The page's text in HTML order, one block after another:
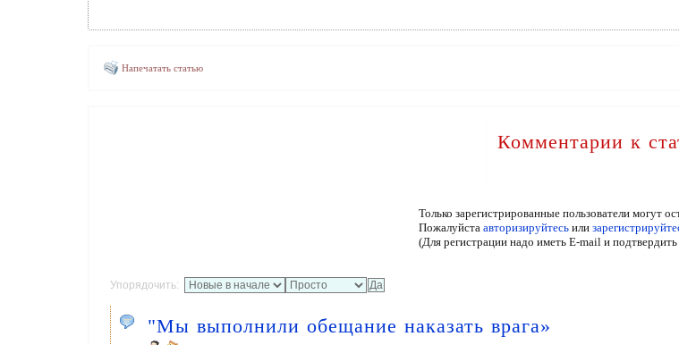
Напечатать статью
Комментарии к
Только зарегистрированные пользователи могут
Пожалуйста авторизируйтесьили
(Для регистрации надо иметь E-mail и
Упорядочить:
"Мы выполнили обещание наказать врага»